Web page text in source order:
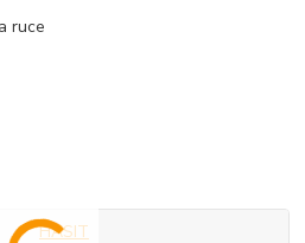
ruce
HASIT